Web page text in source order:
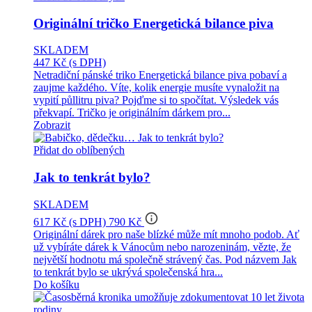
Originální tričko Energetická bilance piva
SKLADEM
447 Kč (s DPH)
Netradiční pánské triko Energetická bilance piva pobaví a
zaujme každého. Víte, kolik energie musíte vynaložit na
vypití půllitru piva? Pojďme si to spočítat. Výsledek vás
překvapí. Tričko je originálním dárkem pro...
Zobrazit
Přidat do oblíbených
Jak to tenkrát bylo?
SKLADEM
617 Kč (s DPH) 790 Kč info_outline
Originální dárek pro naše blízké může mít mnoho podob. Ať
už vybíráte dárek k Vánocům nebo narozeninám, vězte, že
největší hodnotu má společně strávený čas. Pod názvem Jak
to tenkrát bylo se ukrývá společenská hra...
Do košíku